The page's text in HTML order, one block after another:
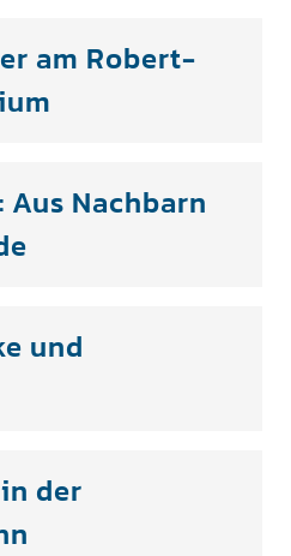
am Robert-
Nachbarn
und
der